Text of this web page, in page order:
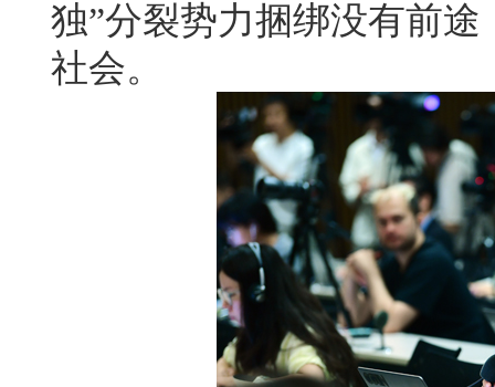
独”分裂势力捆绑没有前
社会。